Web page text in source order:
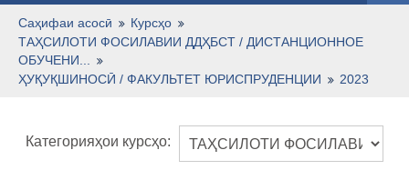
Тоҷикӣ ‎(tj)‎
Саҳифаи асосӣ
Курсҳо
ТАҲСИЛОТИ ФОСИЛАВИИ ДДҲБСТ / ДИСТАНЦИОННОЕ
ОБУЧЕНИ...
ҲУҚУҚШИНОСӢ / ФАКУЛЬТЕТ ЮРИСПРУДЕНЦИИ
2023
Категорияҳои курсҳо: